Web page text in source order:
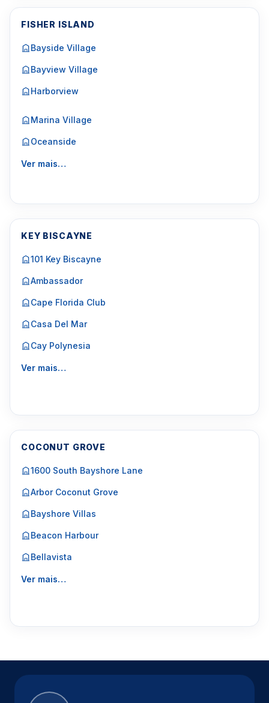
FISHER ISLAND
Bayside Village
Bayview Village
Harborview
Marina Village
Oceanside
Ver mais…
KEY BISCAYNE
101 Key Biscayne
Ambassador
Cape Florida Club
Casa Del Mar
Cay Polynesia
Ver mais…
COCONUT GROVE
1600 South Bayshore Lane
Arbor Coconut Grove
Bayshore Villas
Beacon Harbour
Bellavista
Ver mais…